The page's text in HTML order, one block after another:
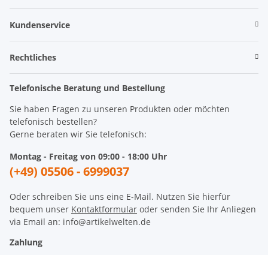
Kundenservice
Rechtliches
Telefonische Beratung und Bestellung
Sie haben Fragen zu unseren Produkten oder möchten
telefonisch bestellen?
Gerne beraten wir Sie telefonisch:
Montag - Freitag von 09:00 - 18:00 Uhr
(+49) 05506 - 6999037
Oder schreiben Sie uns eine E-Mail. Nutzen Sie hierfür
bequem unser Kontaktformular oder senden Sie Ihr Anliegen
via Email an: info@artikelwelten.de
Zahlung